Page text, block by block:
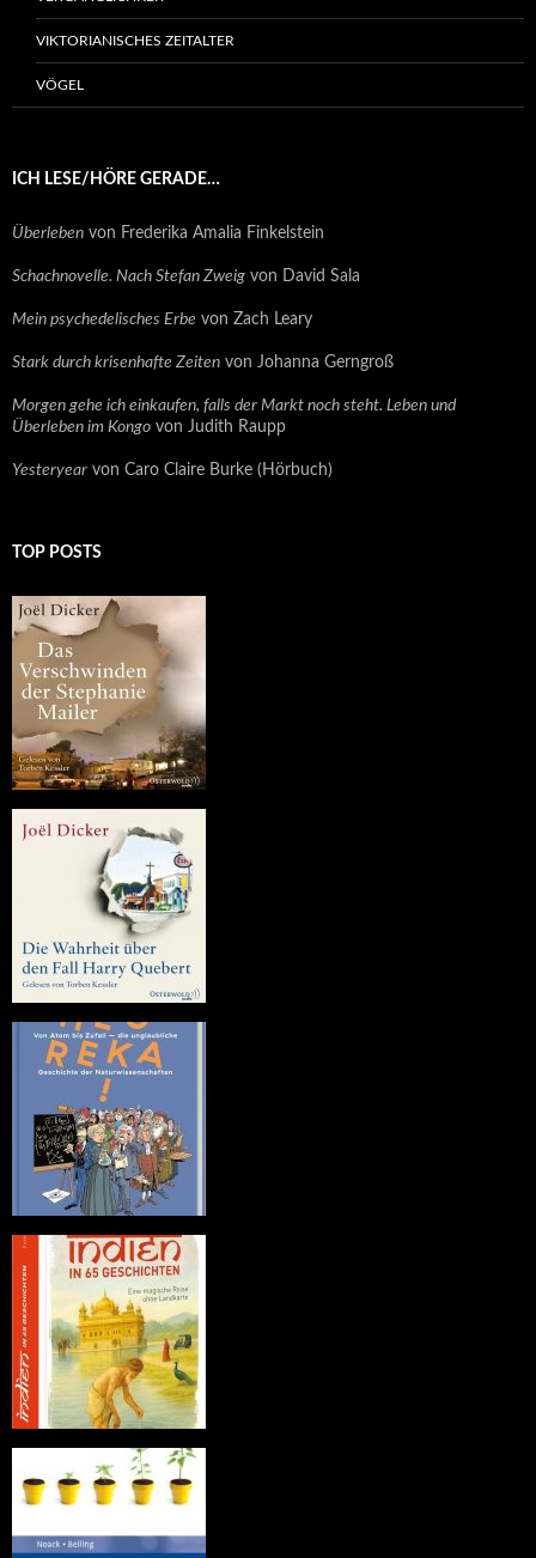
VIKTORIANISCHES ZEITALTER
VÖGEL
ICH LESE/HÖRE GERADE…
Überleben von Frederika Amalia Finkelstein
Schachnovelle. Nach Stefan Zweig von David Sala
Mein psychedelisches Erbe von Zach Leary
Stark durch krisenhafte Zeiten von Johanna Gerngroß
Morgen gehe ich einkaufen, falls der Markt noch steht. Leben und
Überleben im Kongo von Judith Raupp
Yesteryear von Caro Claire Burke (Hörbuch)
TOP POSTS